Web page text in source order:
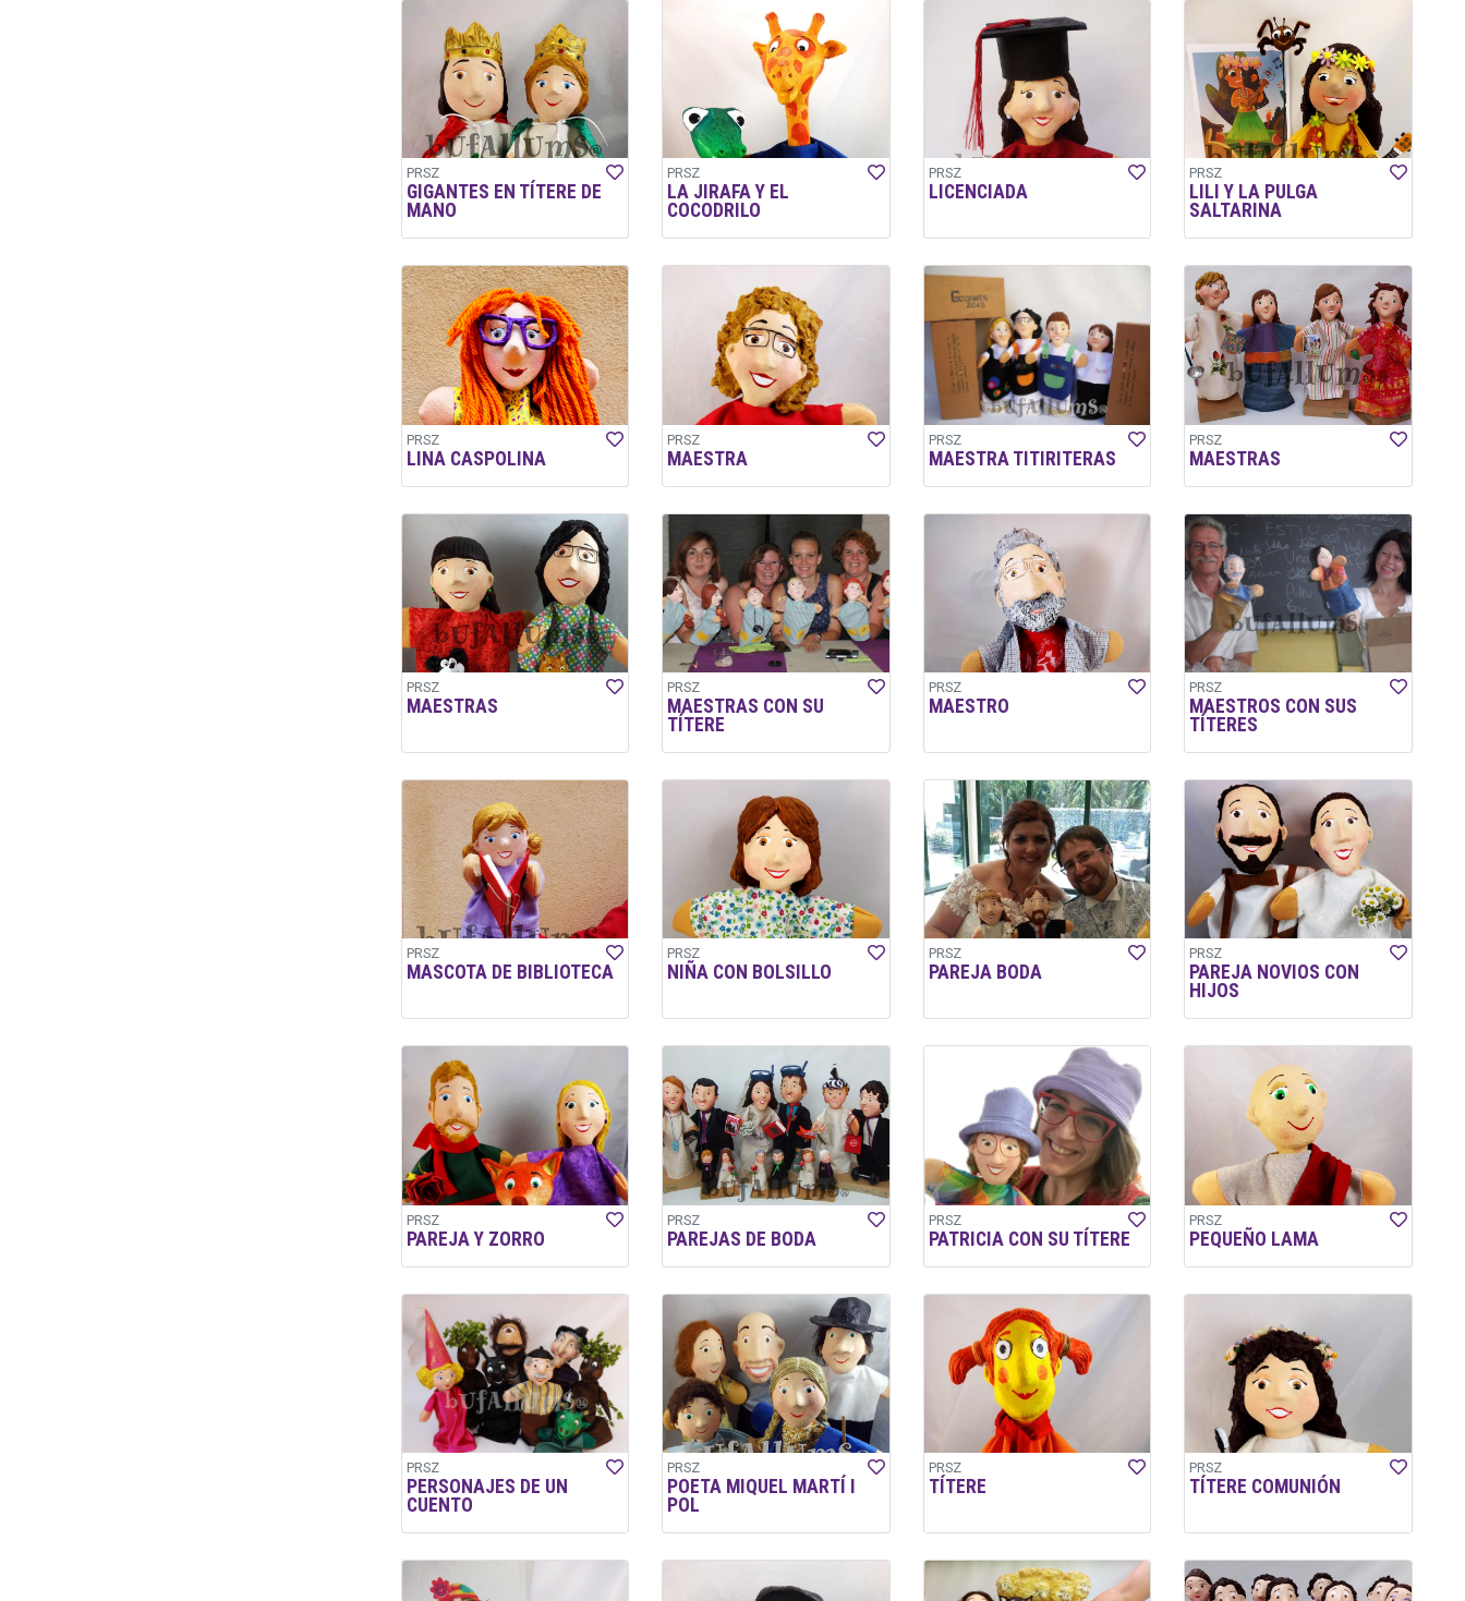
PRSZ
GIGANTES EN TÍTERE DE
MANO
PRSZ
LA JIRAFA Y EL
COCODRILO
PRSZ
LICENCIADA
PRSZ
LILI Y LA PULGA
SALTARINA
PRSZ
LINA CASPOLINA
PRSZ
MAESTRA
PRSZ
MAESTRA TITIRITERAS
PRSZ
MAESTRAS
PRSZ
MAESTRAS
PRSZ
MAESTRAS CON SU
TÍTERE
PRSZ
MAESTRO
PRSZ
MAESTROS CON SUS
TÍTERES
PRSZ
MASCOTA DE BIBLIOTECA
PRSZ
NIÑA CON BOLSILLO
PRSZ
PAREJA BODA
PRSZ
PAREJA NOVIOS CON
HIJOS
PRSZ
PAREJA Y ZORRO
PRSZ
PAREJAS DE BODA
PRSZ
PATRICIA CON SU TÍTERE
PRSZ
PEQUEÑO LAMA
PRSZ
PERSONAJES DE UN
CUENTO
PRSZ
POETA MIQUEL MARTÍ I
POL
PRSZ
TÍTERE
PRSZ
TÍTERE COMUNIÓN